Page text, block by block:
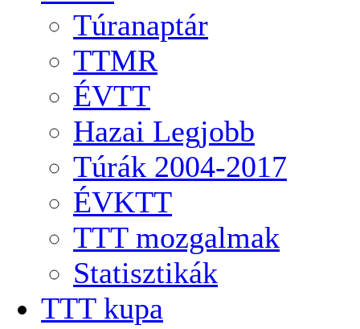
Túranaptár
TTMR
ÉVTT
Hazai Legjobb
Túrák 2004-2017
ÉVKTT
TTT mozgalmak
Statisztikák
TTT kupa